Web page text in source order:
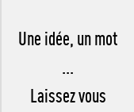
Une idée, un mot
...
Laissez vous